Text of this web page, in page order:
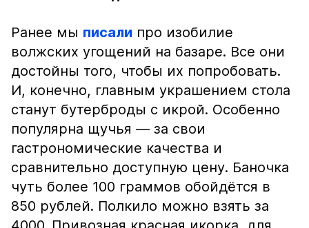
Ранее мы писали про изобилие
волжских угощений на базаре. Все они
достойны того, чтобы их попробовать.
И, конечно, главным украшением стола
станут бутерброды с икрой. Особенно
популярна щучья — за свои
гастрономические качества и
сравнительно доступную цену. Баночка
чуть более 100 граммов обойдётся в
850 рублей. Полкило можно взять за